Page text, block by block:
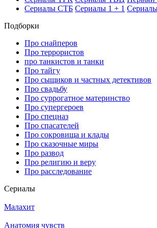
Се­риа­лы СТБ Се­риа­лы 1 + 1
Подборки
Про снайперов
Про террористов
про танкистов и танки
Про тайгу
Про сыщиков и частных детективов
Про свадьбу
Про суррогатное материнство
Про супергероев
Про спецназ
Про спасателей
Про сокровища и клады
Про сказочные миры
Про развод
Про религию и веру
Про расследование
Се­риа­лы
Малахит
Анатомия чувств